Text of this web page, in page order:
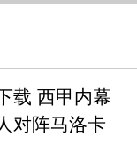
载 西甲内幕
对阵马洛卡